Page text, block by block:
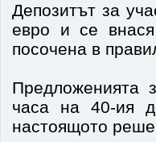
Депозитът за
евро и се
посочена в
Предложенията
часа на 40-ия
настоящото